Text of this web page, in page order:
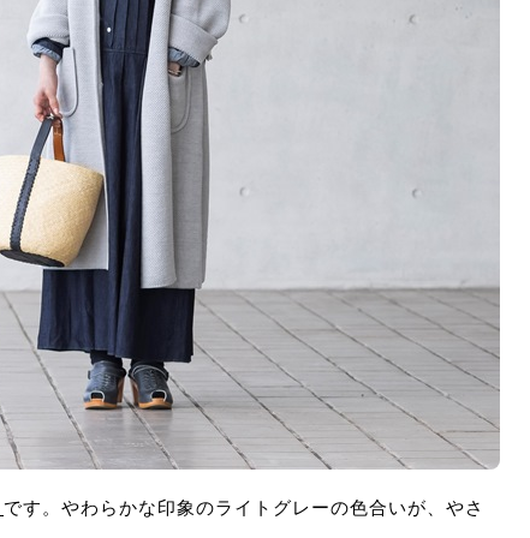
です。やわらかな印象のライトグレーの色合いが、やさ